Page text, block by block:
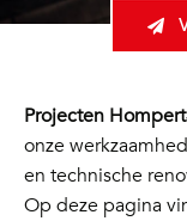
Projecten
onze
en technische
Op deze pagina